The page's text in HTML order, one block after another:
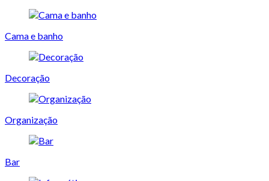
Cama e banho
Decoração
Organização
Bar